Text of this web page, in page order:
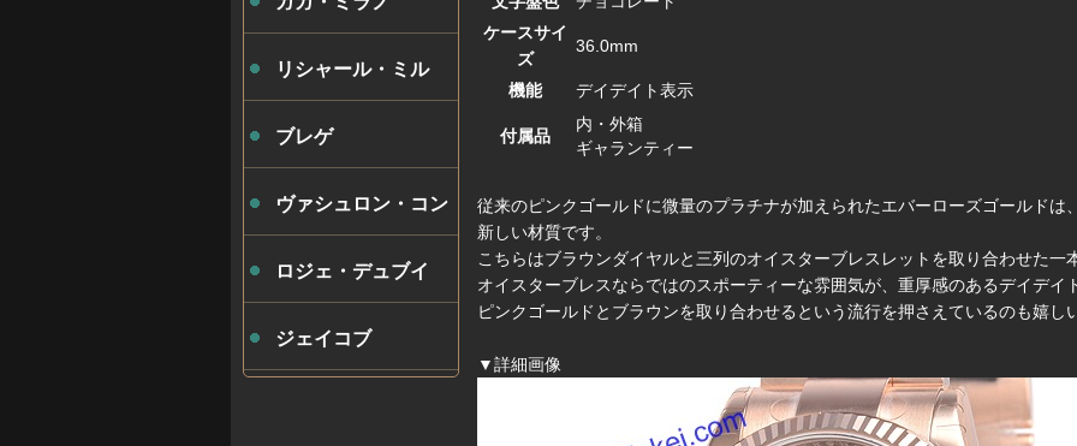
ケースサイ
ズ
36.0mm
機能 デイデイト表示
付属品
内・外箱
ギャランティー
従来のピンクゴールドに微量のプラチナが加えられたエバーローズゴールドは
新しい材質です。
こちらはブラウンダイヤルと三列のオイスターブレスレットを取り合わせた一
オイスターブレスならではのスポーティーな雰囲気が、重厚感のあるデイデイ
ピンクゴールドとブラウンを取り合わせるという流行を押さえているのも嬉し
▼詳細画像
リシャール・ミル
ブレゲ
ヴァシュロン・コン
スタンタン
ロジェ・デュブイ
ジェイコブ